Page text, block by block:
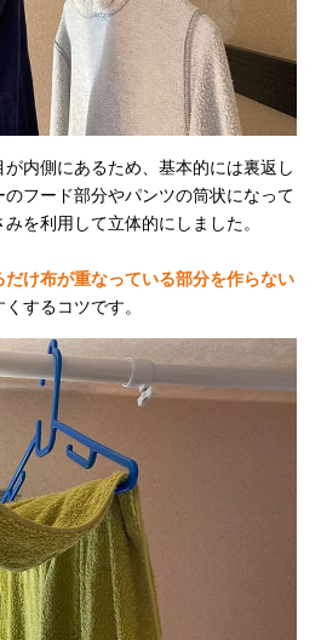
内側にあるため、基本的には裏返し
フード部分やパンツの筒状になって
を利用して立体的にしました。
だけ布が重なっている部分を作らない
するコツです。